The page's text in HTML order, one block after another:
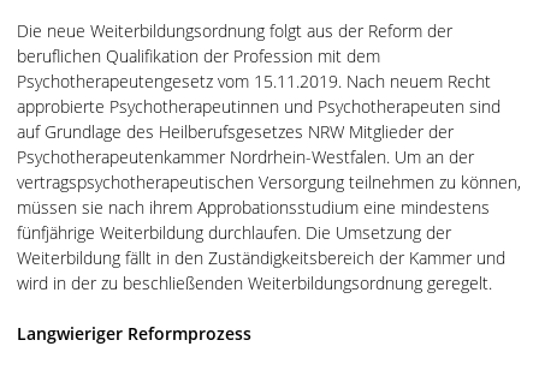
Die neue Weiterbildungsordnung folgt aus der Reform der
beruflichen Qualifikation der Profession mit dem
Psychotherapeutengesetz vom 15.11.2019. Nach neuem Recht
approbierte Psychotherapeutinnen und Psychotherapeuten sind
auf Grundlage des Heilberufsgesetzes NRW Mitglieder der
Psychotherapeutenkammer Nordrhein-Westfalen. Um an der
vertragspsychotherapeutischen Versorgung teilnehmen zu können,
müssen sie nach ihrem Approbationsstudium eine mindestens
fünfjährige Weiterbildung durchlaufen. Die Umsetzung der
Weiterbildung fällt in den Zuständigkeitsbereich der Kammer und
wird in der zu beschließenden Weiterbildungsordnung geregelt.
Langwieriger Reformprozess